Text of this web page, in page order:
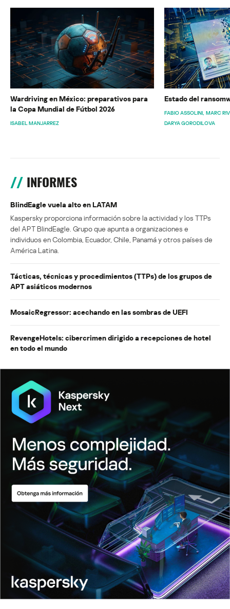
Wardriving en México: preparativos para
la Copa Mundial de Fútbol 2026
ISABEL MANJARREZ
Estado del
FABIO ASSOLINI MARC
DARYA GORODILOVA
INFORMES
BlindEagle vuela alto en LATAM
Kaspersky proporciona información sobre la actividad y los TTPs
del APT BlindEagle. Grupo que apunta a organizaciones e
individuos en Colombia, Ecuador, Chile, Panamá y otros países de
América Latina.
Tácticas, técnicas y procedimientos (TTPs) de los grupos de
APT asiáticos modernos
MosaicRegressor: acechando en las sombras de UEFI
RevengeHotels: cibercrimen dirigido a recepciones de hotel
en todo el mundo